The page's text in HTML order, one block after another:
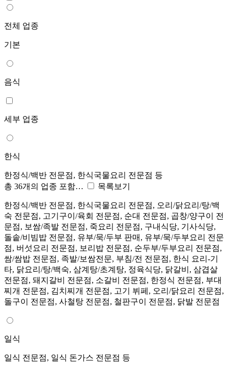
전체 업종
기본
음식
세부 업종
한식
한정식/백반 전문점, 한식국물요리 전문점 등
총 36개의 업종 포함…
목록보기
한정식/백반 전문점, 한식국물요리 전문점, 오리/닭요리/탕/백
숙 전문점, 고기구이/육회 전문점, 순대 전문점, 곱창/양구이 전
문점, 보쌈/족발 전문점, 죽요리 전문점, 구내식당, 기사식당,
돌솥/비빔밥 전문점, 유부/묵/두부 판매, 유부/묵/두부요리 전문
점, 버섯요리 전문점, 보리밥 전문점, 순두부/두부요리 전문점,
쌈/쌈밥 전문점, 족발/보쌈전문, 부침/전 전문점, 한식 요리-기
타, 닭요리/탕/백숙, 삼계탕/초계탕, 정육식당, 닭갈비, 삼겹살
전문점, 돼지갈비 전문점, 소갈비 전문점, 한정식 전문점, 부대
찌개 전문점, 김치찌개 전문점, 고기 뷔페, 오리/닭요리 전문점,
돌구이 전문점, 사철탕 전문점, 철판구이 전문점, 닭발 전문점
일식
일식 전문점, 일식 돈가스 전문점 등